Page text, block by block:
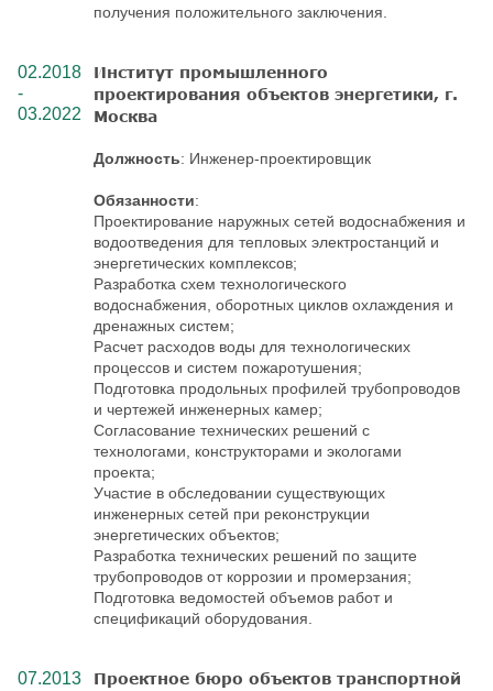
получения положительного заключения.
02.2018
-
03.2022
Институт промышленного
проектирования объектов энергетики, г.
Москва
Должность: Инженер-проектировщик
Обязанности:
Проектирование наружных сетей водоснабжения и
водоотведения для тепловых электростанций и
энергетических комплексов;
Разработка схем технологического
водоснабжения, оборотных циклов охлаждения и
дренажных систем;
Расчет расходов воды для технологических
процессов и систем пожаротушения;
Подготовка продольных профилей трубопроводов
и чертежей инженерных камер;
Согласование технических решений с
технологами, конструкторами и экологами
проекта;
Участие в обследовании существующих
инженерных сетей при реконструкции
энергетических объектов;
Разработка технических решений по защите
трубопроводов от коррозии и промерзания;
Подготовка ведомостей объемов работ и
спецификаций оборудования.
07.2013
Проектное бюро объектов транспортной